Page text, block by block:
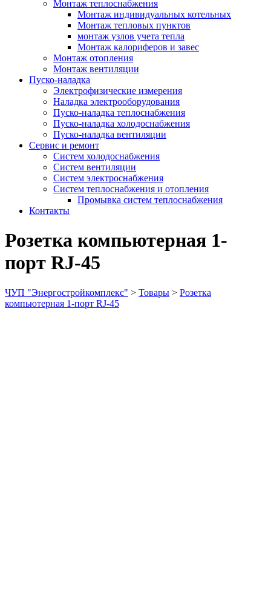
Монтаж теплоснабжения
Монтаж индивидуальных котельных
Монтаж тепловых пунктов
монтаж узлов учета тепла
Монтаж калориферов и завес
Монтаж отопления
Монтаж вентиляции
Пуско-наладка
Электрофизические измерения
Наладка электрооборудования
Пуско-наладка теплоснабжения
Пуско-наладка холодоснабжения
Пуско-наладка вентиляции
Сервис и ремонт
Систем холодоснабжения
Систем вентиляции
Систем электроснабжения
Систем теплоснабжения и отопления
Промывка систем теплоснабжения
Контакты
Розетка компьютерная 1-
порт RJ-45
ЧУП "Энергостройкомплекс" > Товары > Розетка
компьютерная 1-порт RJ-45